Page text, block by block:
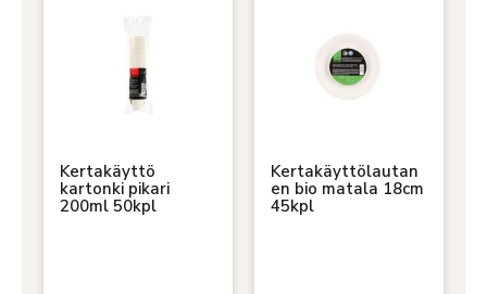
Kertakäyttö
kartonki pikari
200ml 50kpl
Kertakäyttölautan
en bio matala 18cm
45kpl